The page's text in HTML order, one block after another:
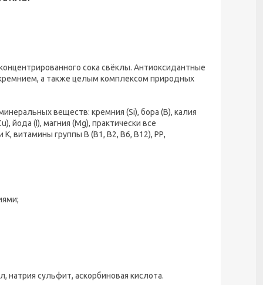
сока свёклы. Антиоксидантные
а также целым комплексом природных
веществ: кремния (Si), бора (В), калия
йода (I), магния (Мg), практически все
витамины группы В (В1, В2, В6, В12), РР,
натрия сульфит, аскорбиновая кислота.